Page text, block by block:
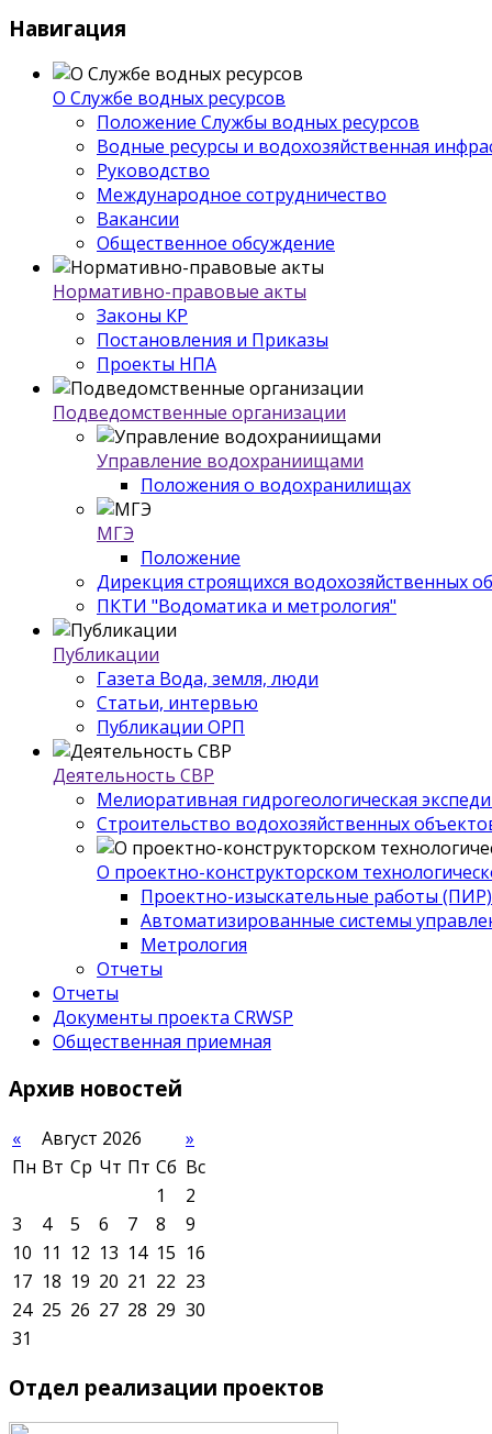
Навигация
О Службе водных ресурсов
Положение Службы водных ресурсов
Водные ресурсы и водохозяйственная
Руководство
Международное сотрудничество
Вакансии
Общественное обсуждение
Нормативно-правовые акты
Законы КР
Постановления и Приказы
Проекты НПА
Подведомственные организации
Управление водохраниищами
Положения о водохранилищах
МГЭ
Положение
Дирекция строящихся водохозяйственных
ПКТИ "Водоматика и метрология"
Публикации
Газета Вода, земля, люди
Статьи, интервью
Публикации ОРП
Деятельность СВР
Мелиоративная гидрогеологическая
Строительство водохозяйственных
О проектно-конструкторском
Проектно-изыскательные работы (ПИР)
Автоматизированные системы
Метрология
Отчеты
Отчеты
Документы проекта CRWSP
Общественная приемная
Архив новостей
« Август 2026
»
Пн Вт Ср Чт Пт Сб Вс
1
2
3
4 5 6 7 8
9
10 11 12 13 14 15 16
17 18 19 20 21 22 23
24 25 26 27 28 29 30
31
Отдел реализации проектов